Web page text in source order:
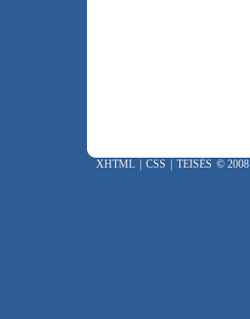
XHTML CSS TEISĖS © 2008